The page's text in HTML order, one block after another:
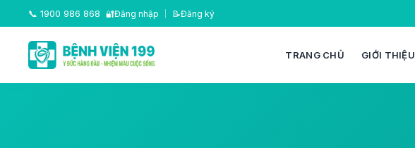
📞 1900 986 868 🔐Đăng nhập 📝Đăng ký
TRANG CHỦ GIỚI THIỆU